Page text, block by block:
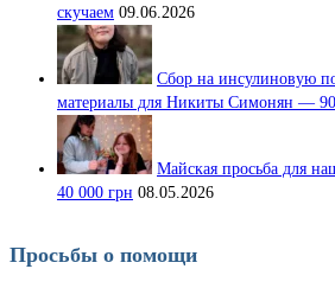
скучаем 09.06.2026
Сбор на инсулиновую
материалы для Никиты Симонян —
Майская просьба для
40 000 грн 08.05.2026
Просьбы о помощи